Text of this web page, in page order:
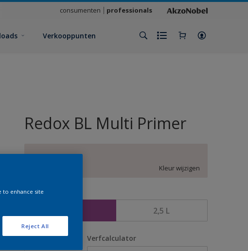
consumenten professionals
Verkooppunten
Redox BL Multi Primer
BN.01.84
Kleur wijzigen
Grootte
2,5 L
Aantal Verfcalculator
to enhance site
Reject All